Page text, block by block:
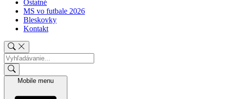
Ostatné
MS vo futbale 2026
Bleskovky
Kontakt
Mobile menu